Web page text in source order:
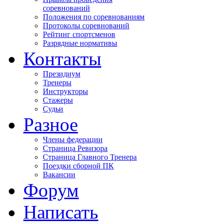
соревнований
Положения по соревнованиям
Протоколы соревнований
Рейтинг спортсменов
Разрядные нормативы
Контакты
Президиум
Тренеры
Инструкторы
Стажеры
Судьи
Разное
Члены федерации
Страница Ревизора
Страница Главного Тренера
Поездки сборной ПК
Вакансии
Форум
Написать